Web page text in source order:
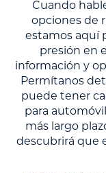
Cuando
opciones de
estamos aquí
presión en
información y
Permítanos
puede tener
para
más largo
descubrirá que